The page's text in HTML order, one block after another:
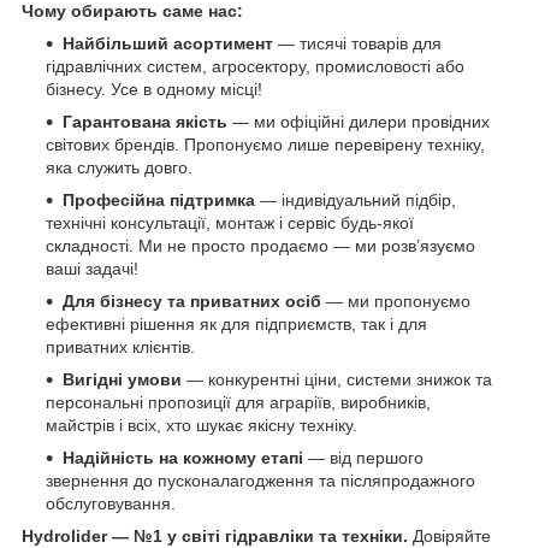
Чому обирають саме нас:
Найбільший асортимент — тисячі товарів для
гідравлічних систем, агросектору, промисловості або
бізнесу. Усе в одному місці!
Гарантована якість — ми офіційні дилери провідних
світових брендів. Пропонуємо лише перевірену техніку,
яка служить довго.
Професійна підтримка — індивідуальний підбір,
технічні консультації, монтаж і сервіс будь-якої
складності. Ми не просто продаємо — ми розв’язуємо
ваші задачі!
Для бізнесу та приватних осіб — ми пропонуємо
ефективні рішення як для підприємств, так і для
приватних клієнтів.
Вигідні умови — конкурентні ціни, системи знижок та
персональні пропозиції для аграріїв, виробників,
майстрів і всіх, хто шукає якісну техніку.
Надійність на кожному етапі — від першого
звернення до пусконалагодження та післяпродажного
обслуговування.
Hydrolider — №1 у світі гідравліки та техніки. Довіряйте